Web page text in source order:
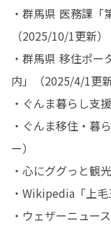
・群馬県 医務課「
（2025/10/1更新）
・群馬県 移住ポ
内」（2025/4/1更新
・ぐんま暮らし支
・ぐんま移住・暮
ー）
・心にググっと観
・Wikipedia「上毛
・ウェザーニュー